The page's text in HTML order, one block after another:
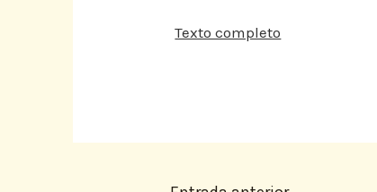
Texto completo